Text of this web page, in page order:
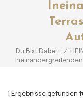
Du Bist Dabei : /
1 Ergebnisse gefunden